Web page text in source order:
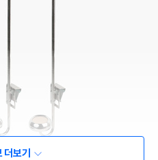
더보기